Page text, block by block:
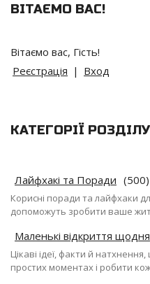
ВІТАЄМО ВАС!
Вітаємо вас, Гість!
Реєстрація | Вход
КАТЕГОРІЇ РОЗДІЛУ
Лайфхакі та Поради (500)
Корисні поради та лайфхаки
допоможуть зробити ваше
Маленькі відкриття щодня
Цікаві ідеї, факти й
простих моментах і робити